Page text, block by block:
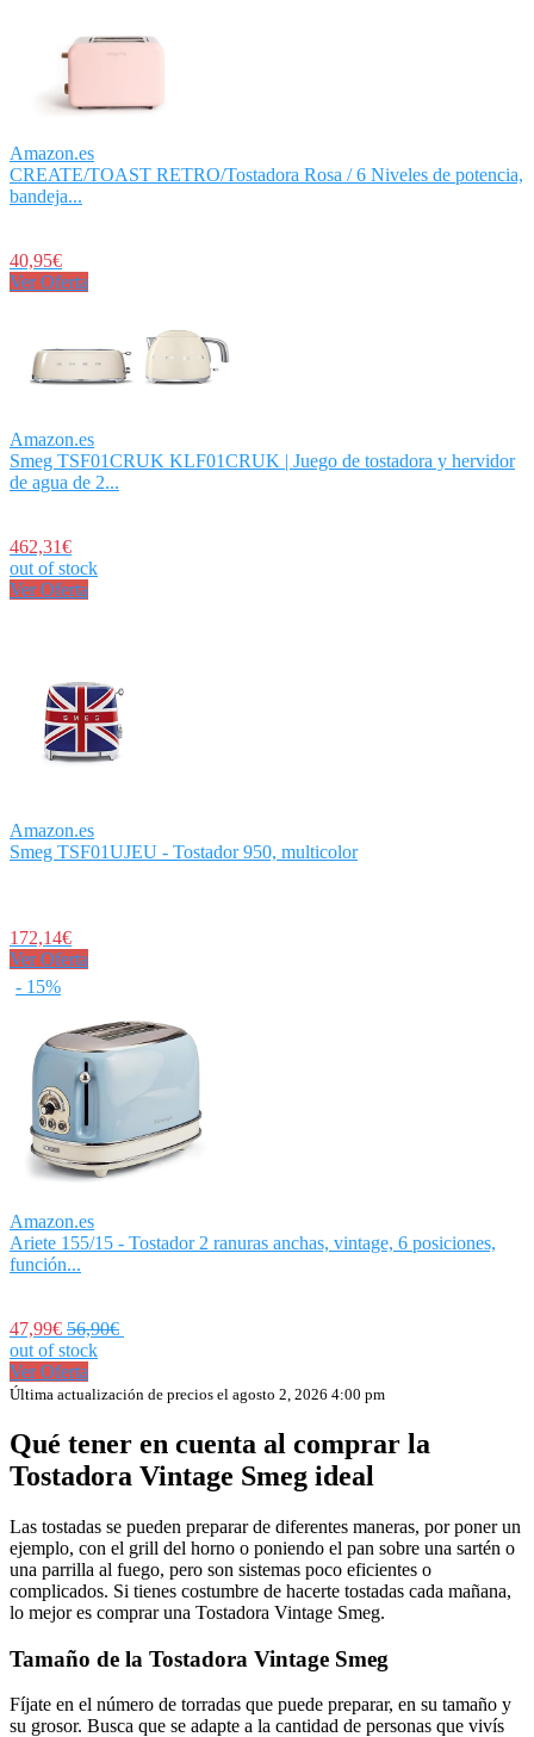
Amazon.es
CREATE/TOAST RETRO/Tostadora Rosa / 6 Niveles de potencia,
bandeja...
40,95€
Ver Oferta
Amazon.es
Smeg TSF01CRUK KLF01CRUK | Juego de tostadora y hervidor
de agua de 2...
462,31€
out of stock
Ver Oferta
Amazon.es
Smeg TSF01UJEU - Tostador 950, multicolor
172,14€
Ver Oferta
- 15%
Amazon.es
Ariete 155/15 - Tostador 2 ranuras anchas, vintage, 6 posiciones,
función...
47,99€ 56,90€
out of stock
Ver Oferta
Última actualización de precios el agosto 2, 2026 4:00 pm
Qué tener en cuenta al comprar la
Tostadora Vintage Smeg ideal
Las tostadas se pueden preparar de diferentes maneras, por poner un
ejemplo, con el grill del horno o poniendo el pan sobre una sartén o
una parrilla al fuego, pero son sistemas poco eficientes o
complicados. Si tienes costumbre de hacerte tostadas cada mañana,
lo mejor es comprar una Tostadora Vintage Smeg.
Tamaño de la Tostadora Vintage Smeg
Fíjate en el número de torradas que puede preparar, en su tamaño y
su grosor. Busca que se adapte a la cantidad de personas que vivís